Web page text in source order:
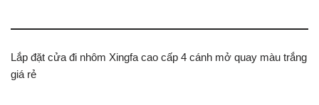
Lắp đặt cửa đi nhôm Xingfa cao cấp 4 cánh mở quay màu trắng
giá rẻ